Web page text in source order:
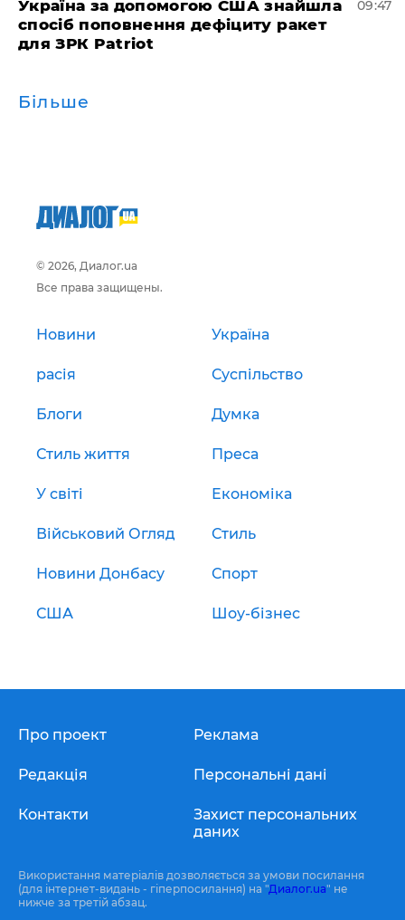
Україна за допомогою США знайшла
спосіб поповнення дефіциту ракет
для ЗРК Patriot
09:47
Більше
© 2026, Диалог.ua
Все права защищены.
Новини Україна
расія Суспільство
Блоги Думка
Стиль життя Преса
У світі Економіка
Військовий Огляд Стиль
Новини Донбасу Спорт
США Шоу-бізнес
Про проект
Редакція
Контакти
Реклама
Персональні дані
Захист персональних
даних
Використання матеріалів дозволяється за умови посилання
(для інтернет-видань - гіперпосилання) на "Диалог.ua" не
нижче за третій абзац.